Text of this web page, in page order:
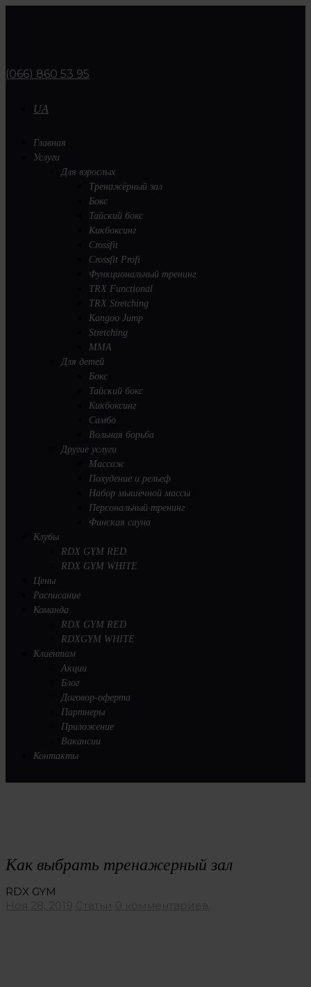
(066) 860 53 95
UA
Главная
Услуги
Для взрослых
Тренажёрный зал
Бокс
Тайский бокс
Кикбоксинг
Crossfit
Crossfit Profi
Функциональный тренинг
TRX Functional
TRX Stretching
Kangoo Jump
Stretching
MMA
Для детей
Бокс
Тайский бокс
Кикбоксинг
Самбо
Вольная борьба
Другие услуги
Массаж
Похудение и рельеф
Набор мышечной массы
Персональный тренинг
Финская сауна
Клубы
RDX GYM RED
RDX GYM WHITE
Цены
Расписание
Команда
RDX GYM RED
RDXGYM WHITE
Клиентам
Акции
Блог
Договор-оферта
Партнеры
Приложение
Вакансии
Контакты
Как выбрать тренажерный зал
RDX GYM